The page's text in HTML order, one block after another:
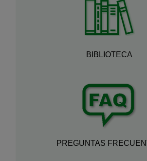
BIBLIOTECA
PREGUNTAS